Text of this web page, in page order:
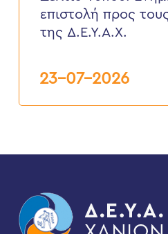
προς
τους
καταναλωτές
επιστολή προς
της Δ.Ε.Υ.Α.Χ.
23-07-2026